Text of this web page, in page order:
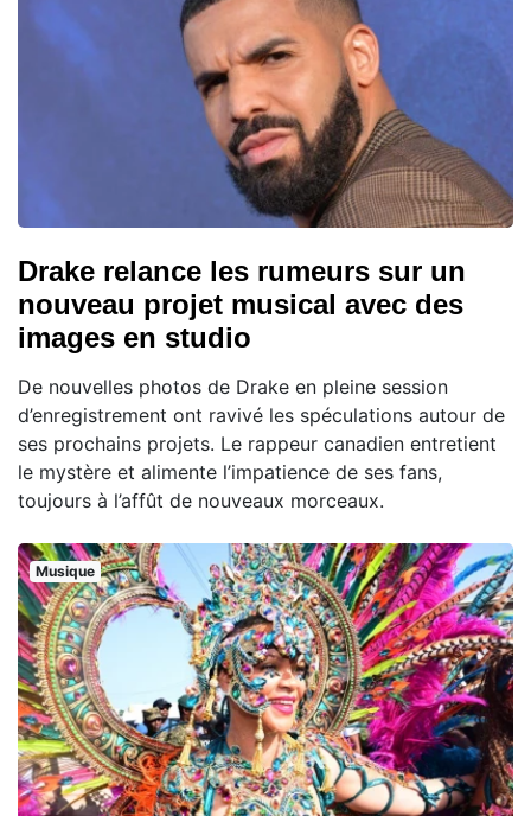
Drake relance les rumeurs sur un
nouveau projet musical avec des
images en studio
De nouvelles photos de Drake en pleine session
d’enregistrement ont ravivé les spéculations autour de
ses prochains projets. Le rappeur canadien entretient
le mystère et alimente l’impatience de ses fans,
toujours à l’affût de nouveaux morceaux.
Musique